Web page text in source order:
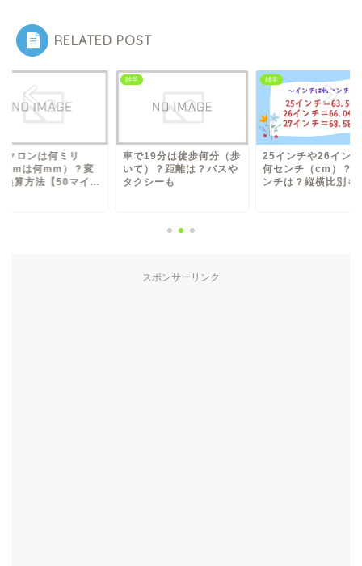
RELATED POST
は何ミリ
mm）？変
法【50マイ...
車で19分は徒歩何分（歩
いて）？距離は？バスや
タクシーも
25インチや26インチは
何センチ（cm）？27イ
ンチは？縦横比別も
スポンサーリンク